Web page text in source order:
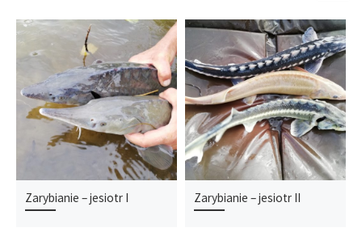
Zarybianie – jesiotr I Zarybianie – jesiotr II